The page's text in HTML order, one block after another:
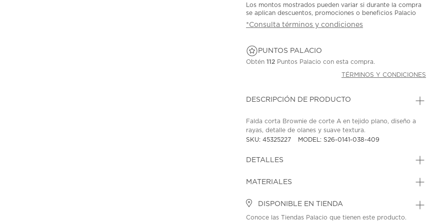
Los montos mostrados pueden variar si durante la compra
se aplican descuentos, promociones o beneficios Palacio
*Consulta términos y condiciones
PUNTOS PALACIO
Obtén112 Puntos Palacio con esta compra.
TÉRMINOS Y CONDICIONES
DESCRIPCIÓN DE PRODUCTO
Falda corta Brownie de corte A en tejido plano, diseño a
rayas, detalle de olanes y suave textura.
SKU: 45325227
MODEL: S26-0141-038-409
DETALLES
MATERIALES
DISPONIBLE EN TIENDA
Conoce las Tiendas Palacio que tienen este producto.